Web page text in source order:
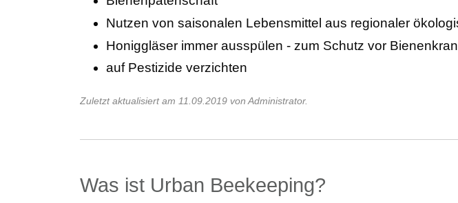
Nutzen von saisonalen Lebensmittel aus regionaler
Honiggläser immer ausspülen - zum Schutz vor
auf Pestizide verzichten
Zuletzt aktualisiert am 11.09.2019 von Administrator.
Was ist Urban Beekeeping?